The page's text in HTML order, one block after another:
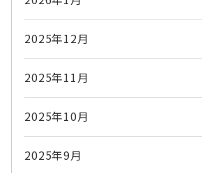
2025年12月
2025年11月
2025年10月
2025年9月